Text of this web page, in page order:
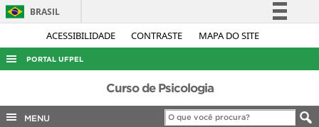
ACESSIBILIDADE CONTRASTE MAPA DO SITE
BRASIL
Simplifique!
Acesso à informação
Legislação
PORTAL UFPEL
ACESSO À INFORMAÇÃO
AUDITORIA
Curso de Psicologia
MENU